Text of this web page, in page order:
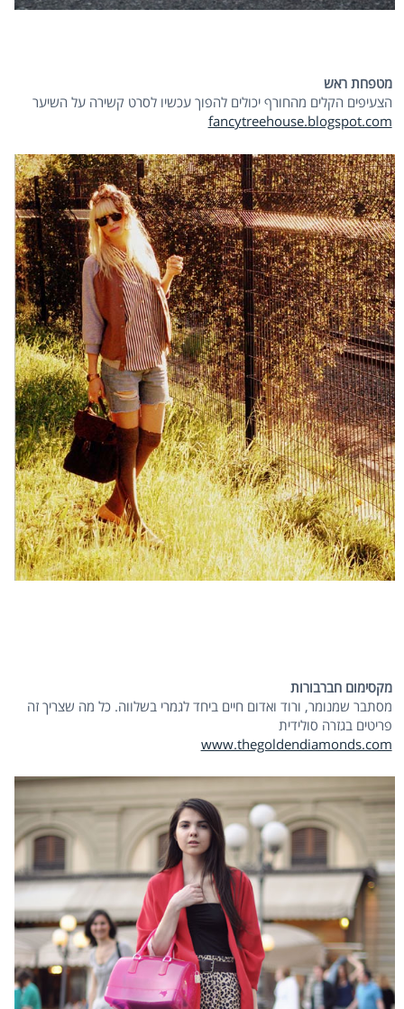
מטפחת ראש
הצעיפים הקלים מהחורף יכולים להפוך עכשיו לסרט קשירה על השיער
fancytreehouse.blogspot.com
מקסימום חברבורות
מסתבר שמנומר, ורוד ואדום חיים ביחד לגמרי בשלווה. כל מה שצריך זה
פריטים בגזרה סולידית
www.thegoldendiamonds.com